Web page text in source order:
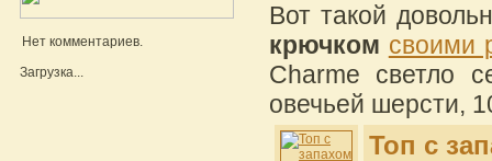
Нет комментариев.
Загрузка...
Вот такой
крючком своими
Charme светло
овечьей шерсти,
Топ с